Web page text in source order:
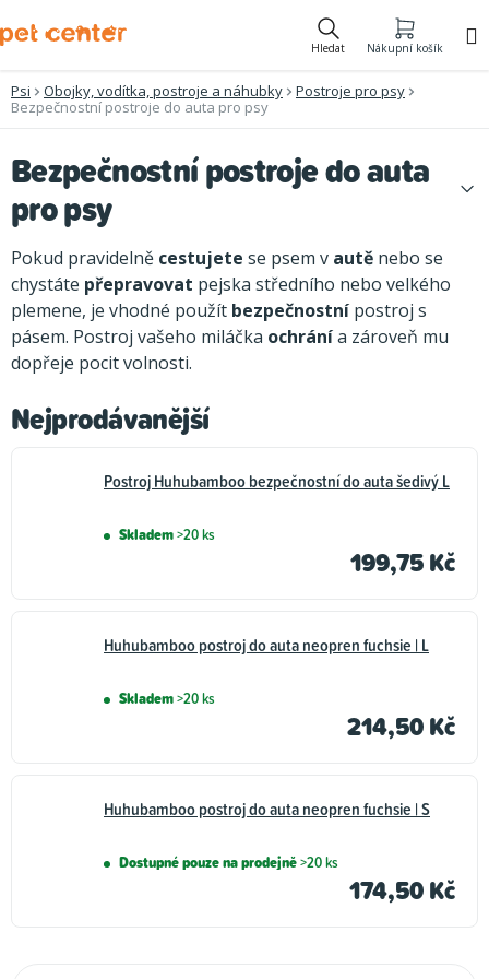
na
Hledat Nákupní košík
Psi Obojky, vodítka, postroje a náhubky
Postroje pro psy
Bezpečnostní postroje do auta pro psy
Bezpečnostní postroje do auta
pro psy
Pokud pravidelně cestujete se psem v autě nebo se
chystáte přepravovat pejska středního nebo velkého
plemene, je vhodné použít bezpečnostní postroj s
pásem. Postroj vašeho miláčka ochránía zároveň mu
dopřeje pocit volnosti.
Nejprodávanější
Postroj Huhubamboo bezpečnostní do auta šedivý L
Skladem>20 ks
199,75 Kč
Huhubamboo postroj do auta neopren fuchsie | L
Skladem>20 ks
214,50 Kč
Huhubamboo postroj do auta neopren fuchsie | S
Dostupné pouze na prodejně>20 ks
174,50 Kč